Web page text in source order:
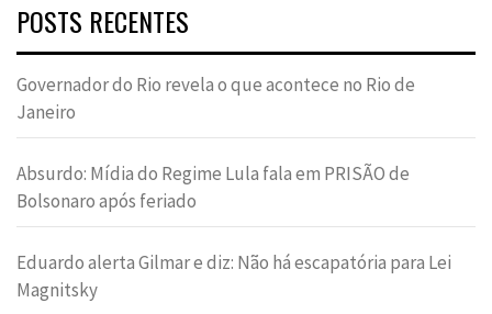
POSTS RECENTES
Governador do Rio revela o que acontece no Rio de
Janeiro
Absurdo: Mídia do Regime Lula fala em PRISÃO de
Bolsonaro após feriado
Eduardo alerta Gilmar e diz: Não há escapatória para Lei
Magnitsky